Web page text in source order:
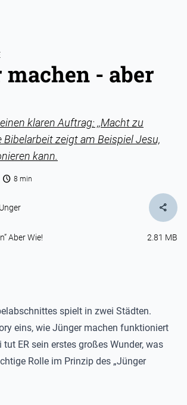
- aber
klaren Auftrag: ,,Macht zu
Bibelarbeit zeigt am Beispiel Jesu,
kann.
schedule 8 min
share
Aber Wie! 2.81 MB
spielt in zwei Städten.
eins, wie Jünger machen funktioniert
ER sein erstes großes Wunder, was
Rolle im Prinzip des „Jünger